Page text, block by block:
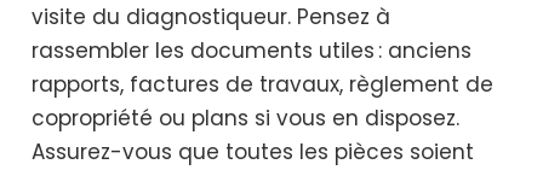
visite du diagnostiqueur. Pensez à
rassembler les documents utiles : anciens
rapports, factures de travaux, règlement de
copropriété ou plans si vous en disposez.
Assurez-vous que toutes les pièces soient